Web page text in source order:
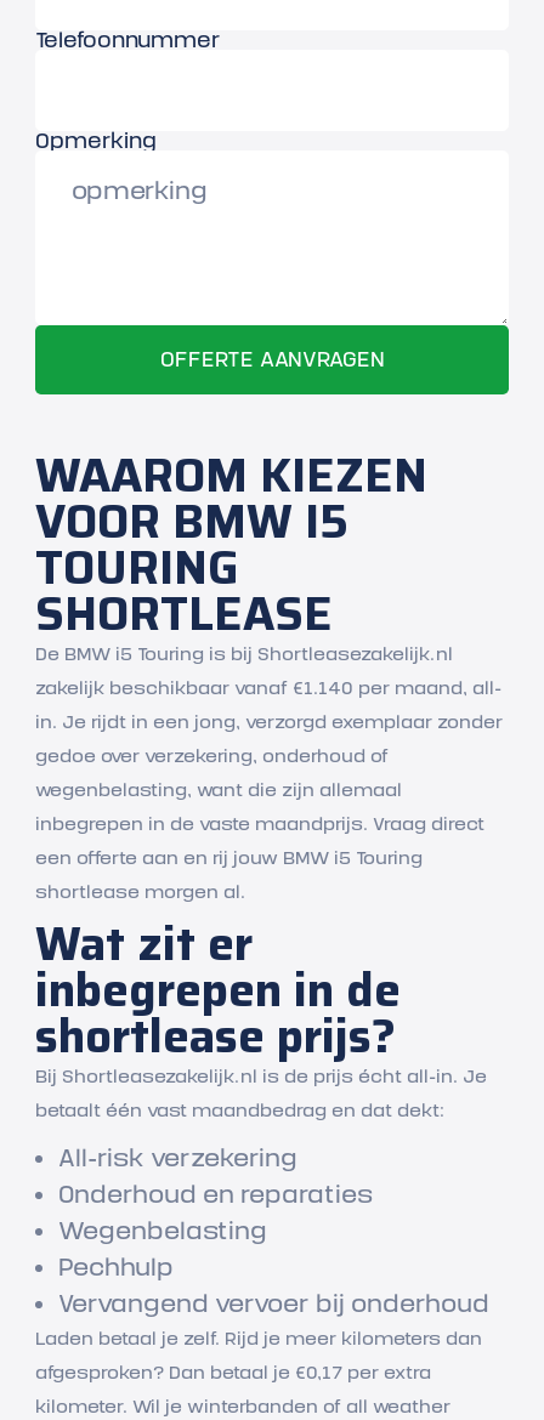
Telefoonnummer
Opmerking
WAAROM KIEZEN
VOOR BMW I5
TOURING
SHORTLEASE
De BMW i5 Touring is bij Shortleasezakelijk.nl
zakelijk beschikbaar vanaf €1.140 per maand, all-
in. Je rijdt in een jong, verzorgd exemplaar zonder
gedoe over verzekering, onderhoud of
wegenbelasting, want die zijn allemaal
inbegrepen in de vaste maandprijs. Vraag direct
een offerte aan en rij jouw BMW i5 Touring
shortlease morgen al.
Wat zit er
inbegrepen in de
shortlease prijs?
Bij Shortleasezakelijk.nl is de prijs écht all-in. Je
betaalt één vast maandbedrag en dat dekt:
All-risk verzekering
Onderhoud en reparaties
Wegenbelasting
Pechhulp
Vervangend vervoer bij onderhoud
Laden betaal je zelf. Rijd je meer kilometers dan
afgesproken? Dan betaal je €0,17 per extra
kilometer. Wil je winterbanden of all weather